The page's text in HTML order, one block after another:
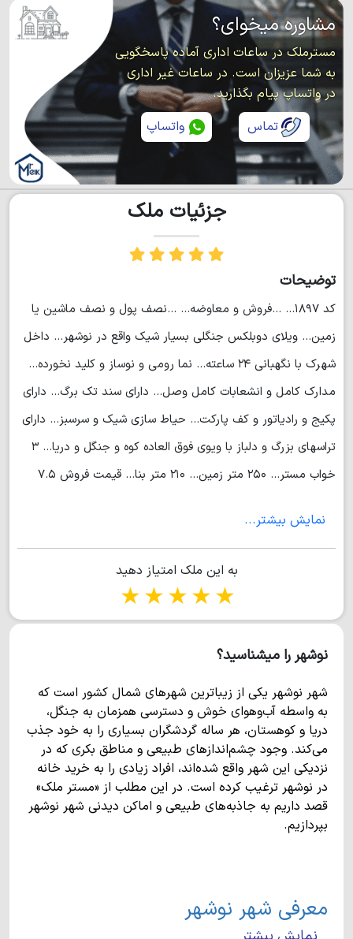
مشاوره میخوای؟
مسترملک در ساعات اداری آماده پاسخگویی
به شما عزیزان است. در ساعات غیر اداری
در واتساپ پیام بگذارید.
تماس
واتساپ
جزئیات ملک
توضیحات
کد ۱۸۹۷... ...فروش و معاوضه... ...نصف پول و نصف ماشین یا
زمین... ویلای دوبلکس جنگلی بسیار شیک واقع در نوشهر... داخل
شهرک با نگهبانی ۲۴ ساعته... نما رومی و نوساز و کلید نخورده...
مدارک کامل و انشعابات کامل وصل... دارای سند تک برگ... دارای
پکیج و رادیاتور و کف پارکت... حیاط سازی شیک و سرسبز... دارای
تراسهای بزرگ و دلباز با ویوی فوق العاده کوه و جنگل و دریا... ۳
خواب مستر... ۲۵۰ متر زمین... ۲۱۰ متر بنا... قیمت فروش ۷.۵
نمایش بیشتر...
به این ملک امتیاز دهید
5 stars
4 stars
3 stars
2 stars
نوشهر را میشناسید؟
شهر نوشهر یکی از زیباترین شهرهای شمال کشور است که
به واسطه آب‌وهوای خوش و دسترسی همزمان به جنگل،
دریا و کوهستان، هر ساله گردشگران بسیاری را به خود جذب
می‌کند. وجود چشم‌اندازهای طبیعی و مناطق بکری که در
نزدیکی این شهر واقع شده‌اند، افراد زیادی را به خرید خانه
در نوشهر ترغیب کرده است. در این مطلب از «مستر ملک»
قصد داریم به جاذبه‌های طبیعی و اماکن دیدنی شهر نوشهر
بپردازیم.
معرفی شهر نوشهر